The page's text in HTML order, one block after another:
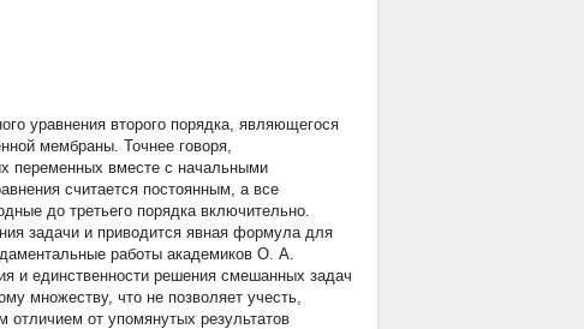
уравнения второго порядка, являющегося
мембраны. Точнее говоря,
переменных вместе с начальными
считается постоянным, а все
до третьего порядка включительно.
задачи и приводится явная формула для
работы академиков О. А.
и единственности решения смешанных задач
множеству, что не позволяет учесть,
от упомянутых результатов